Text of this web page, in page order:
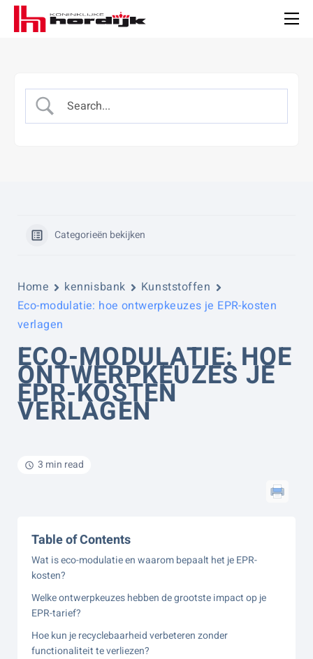
Koninklijke
Hordijk
Categorieën bekijken
Home kennisbank
Kunststoffen
Eco-modulatie: hoe ontwerpkeuzes je EPR-kosten
verlagen
ECO-MODULATIE: HOE
ONTWERPKEUZES JE
EPR-KOSTEN
VERLAGEN
3 min read
Table of Contents
Wat is eco-modulatie en waarom bepaalt het je EPR-
kosten?
Welke ontwerpkeuzes hebben de grootste impact op je
EPR-tarief?
Hoe kun je recyclebaarheid verbeteren zonder
functionaliteit te verliezen?